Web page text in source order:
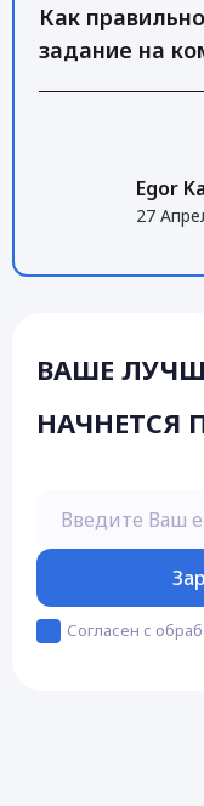
Как
задание на
Egor
27
ВАШЕ
НАЧНЕТСЯ
Согласен с